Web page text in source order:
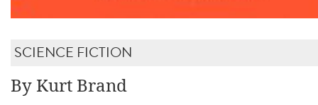
SCIENCE FICTION
By Kurt Brand